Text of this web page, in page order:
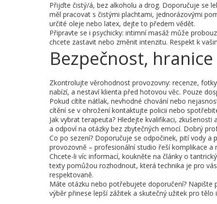
Přijďte čistý/á, bez alkoholu a drog. Doporučuje se
měl pracovat s čistými plachtami, jednorázovými
určité oleje nebo latex, dejte to předem vědět.
Připravte se i psychicky: intimní masáž může
chcete zastavit nebo změnit intenzitu. Respekt k
Bezpečnost,
Zkontrolujte věrohodnost provozovny: recenze,
nabízí, a nestaví klienta před hotovou věc. Pouze
Pokud cítíte nátlak, nevhodné chování nebo
cítění se v ohrožení kontaktujte policii nebo
Jak vybrat terapeuta? Hledejte kvalifikaci,
a odpoví na otázky bez zbytečných emocí. Dobrý
Co po sezení? Doporučuje se odpočinek, pití vody
provozovně – profesionální studio řeší komplikace a
Chcete-li víc informací, koukněte na články o
texty pomůžou rozhodnout, která technika je pro
respektovaně.
Máte otázku nebo potřebujete doporučení?
výběr přinese lepší zážitek a skutečný užitek pro tělo